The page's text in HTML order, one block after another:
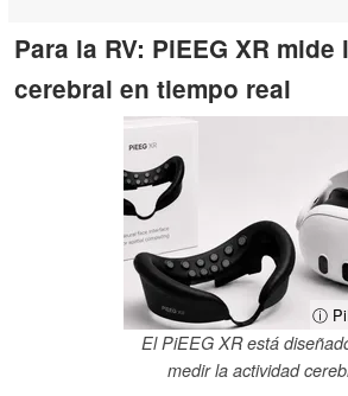
Para la RV: PiEEG XR
cerebral en tiempo real
ⓘ
El PiEEG XR está
medir la actividad